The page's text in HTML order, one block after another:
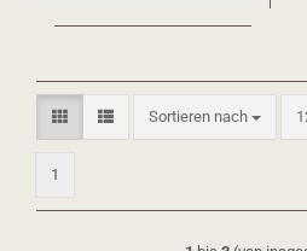
Sortieren nach
Sortieren nach
1